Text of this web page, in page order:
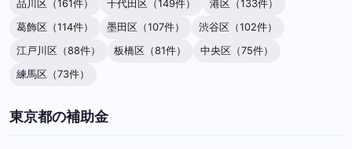
品川区（161件） 千代田区（149件）
港区（133件）
葛飾区（114件）
墨田区（107件）
渋谷区（102件）
江戸川区（88件）
板橋区（81件）
中央区（75件）
練馬区（73件）
東京都の補助金